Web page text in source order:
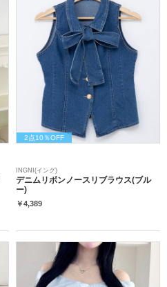
2点10％OFF
INGNI(イング)
デニムリボンノースリブラウス(ブル
ー)
￥4,389